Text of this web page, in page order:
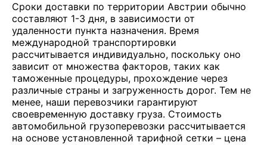
Сроки доставки по территории Австрии обычно
составляют 1-3 дня, в зависимости от
удаленности пункта назначения. Время
международной транспортировки
рассчитывается индивидуально, поскольку оно
зависит от множества факторов, таких как
таможенные процедуры, прохождение через
различные страны и загруженность дорог. Тем не
менее, наши перевозчики гарантируют
своевременную доставку груза. Стоимость
автомобильной грузоперевозки рассчитывается
на основе установленной тарифной сетки – цена